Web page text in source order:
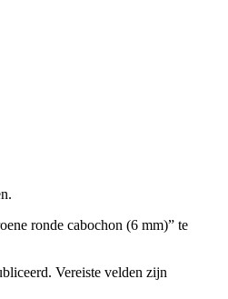
ronde cabochon (6 mm)” te
Vereiste velden zijn